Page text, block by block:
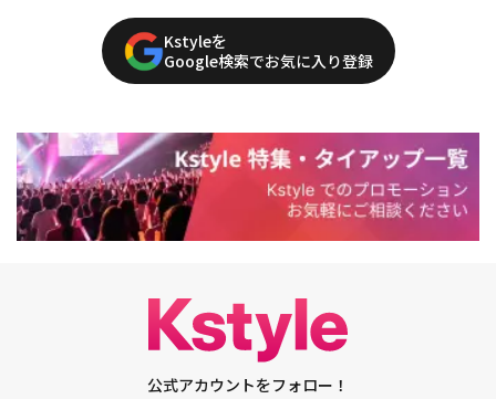
Kstyleを
Google検索でお気に入り登録
公式アカウントをフォロー！